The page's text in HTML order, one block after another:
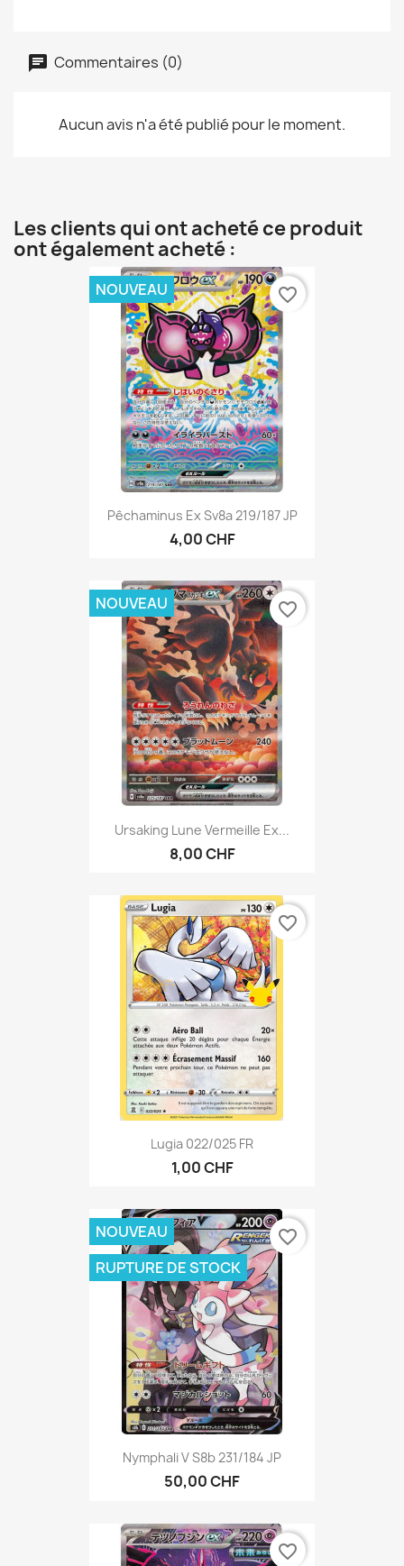
Commentaires (0)
Aucun avis n'a été publié pour le moment.
Les clients qui ont acheté ce produit
ont également acheté :
Pêchaminus Ex Sv8a 219/187 JP
4,00 CHF
NOUVEAU favorite_border
Ursaking Lune Vermeille Ex...
8,00 CHF
NOUVEAU favorite_border
Lugia 022/025 FR
1,00 CHF
favorite_border
Nymphali V S8b 231/184 JP
50,00 CHF
NOUVEAU
RUPTURE DE STOCK
favorite_border
favorite_border